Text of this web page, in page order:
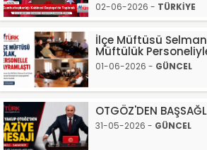
02-06-2026 - TÜRKİYE
İlçe Müftüsü
Müftülük
01-06-2026 - GÜNCEL
OTGÖZ'DEN
31-05-2026 - GÜNCEL